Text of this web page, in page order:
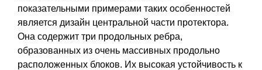
показательными примерами таких особенностей
является дизайн центральной части протектора.
Она содержит три продольных ребра,
образованных из очень массивных продольно
расположенных блоков. Их высокая устойчивость к